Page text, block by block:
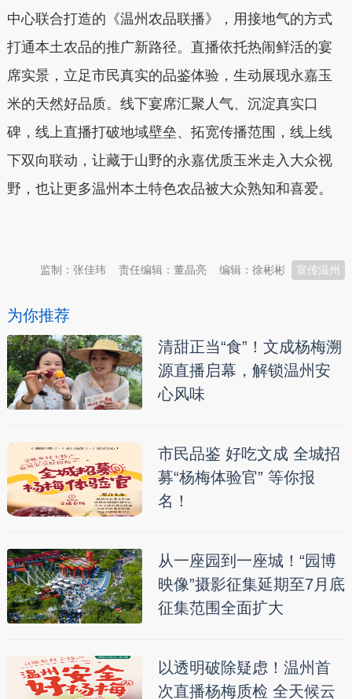
中心联合打造的《温州农品联播》，用接地气的方式
打通本土农品的推广新路径。直播依托热闹鲜活的宴
席实景，立足市民真实的品鉴体验，生动展现永嘉玉
米的天然好品质。线下宴席汇聚人气、沉淀真实口
碑，线上直播打破地域壁垒、拓宽传播范围，线上线
下双向联动，让藏于山野的永嘉优质玉米走入大众视
野，也让更多温州本土特色农品被大众熟知和喜爱。
宣传温州
编辑：徐彬彬
责任编辑：董晶亮
监制：张佳玮
为你推荐
清甜正当“食”！文成杨梅溯
源直播启幕，解锁温州安
心风味
市民品鉴 好吃文成 全城招
募“杨梅体验官” 等你报
名！
从一座园到一座城！“园博
映像”摄影征集延期至7月底
征集范围全面扩大
以透明破除疑虑！温州首
次直播杨梅质检 全天候云